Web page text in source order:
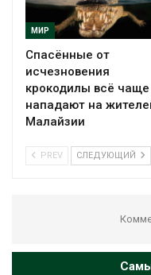
МИР
Спасённые от
исчезновения
крокодилы всё чаще
нападают на
Малайзии
PREV СЛЕДУЮЩИЙ